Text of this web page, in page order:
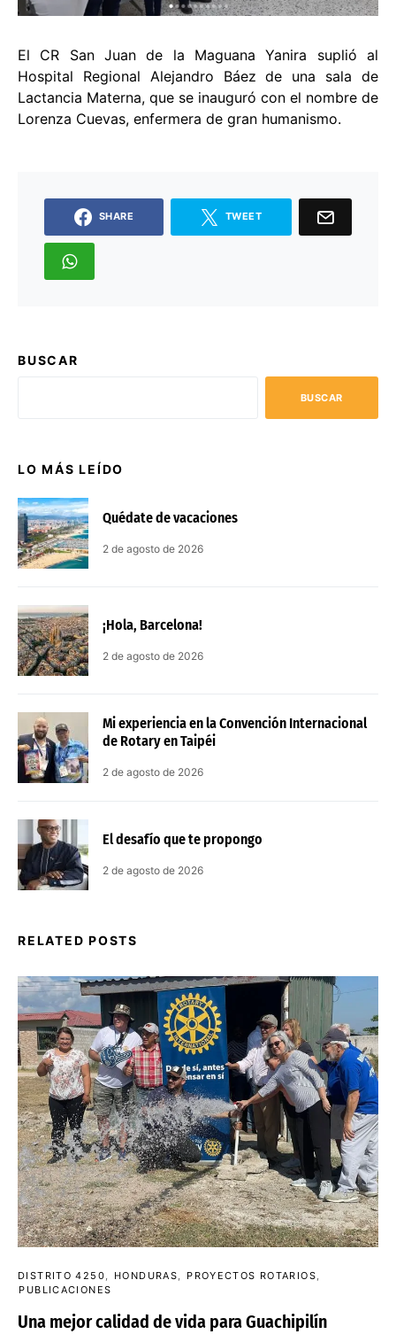
El CR San Juan de la Maguana Yanira suplió al
Hospital Regional Alejandro Báez de una sala de
Lactancia Materna, que se inauguró con el nombre de
Lorenza Cuevas, enfermera de gran humanismo.
SHARE TWEET
BUSCAR
BUSCAR
LO MÁS LEÍDO
Quédate de vacaciones
2 de agosto de 2026
¡Hola, Barcelona!
2 de agosto de 2026
Mi experiencia en la Convención Internacional
de Rotary en Taipéi
2 de agosto de 2026
El desafío que te propongo
2 de agosto de 2026
RELATED POSTS
DISTRITO 4250 HONDURAS
PROYECTOS ROTARIOS
PUBLICACIONES
Una mejor calidad de vida para Guachipilín